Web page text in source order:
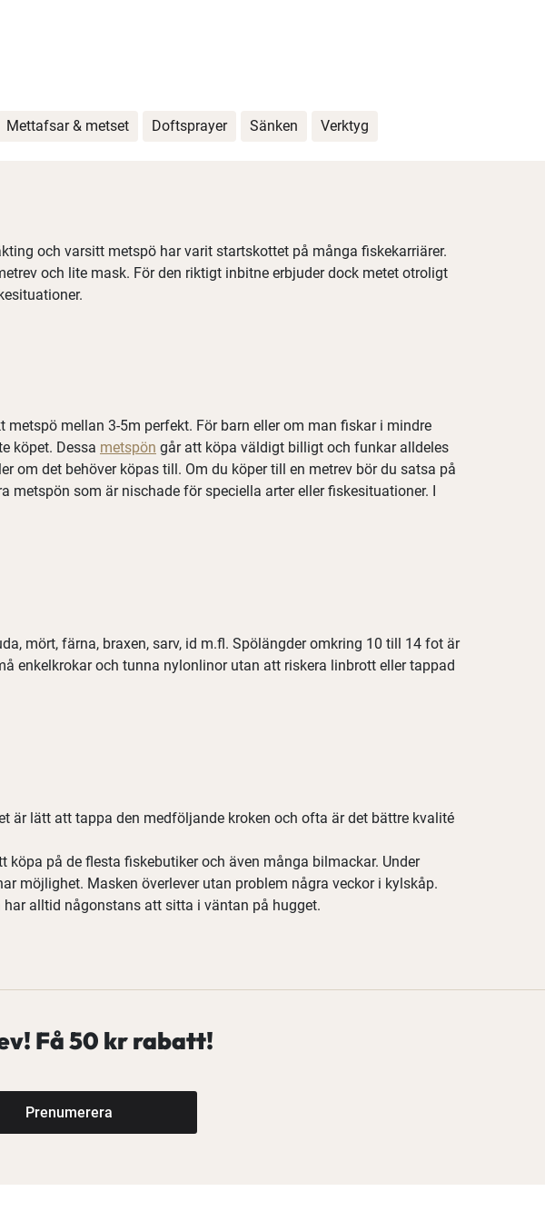
Mettafsar & metset Doftsprayer Sänken Verktyg
och varsitt metspö har varit startskottet på många fiskekarriärer.
och lite mask. För den riktigt inbitne erbjuder dock metet otroligt
metspö mellan 3-5m perfekt. För barn eller om man fiskar i mindre
köpet. Dessa metspön går att köpa väldigt billigt och funkar alldeles
om det behöver köpas till. Om du köper till en metrev bör du satsa på
som är nischade för speciella arter eller fiskesituationer. I
mört, färna, braxen, sarv, id m.fl. Spölängder omkring 10 till 14 fot är
enkelkrokar och tunna nylonlinor utan att riskera linbrott eller tappad
är lätt att tappa den medföljande kroken och ofta är det bättre kvalité
på de flesta fiskebutiker och även många bilmackar. Under
möjlighet. Masken överlever utan problem några veckor i kylskåp.
alltid någonstans att sitta i väntan på hugget.
Få50 kr rabatt!
Prenumerera